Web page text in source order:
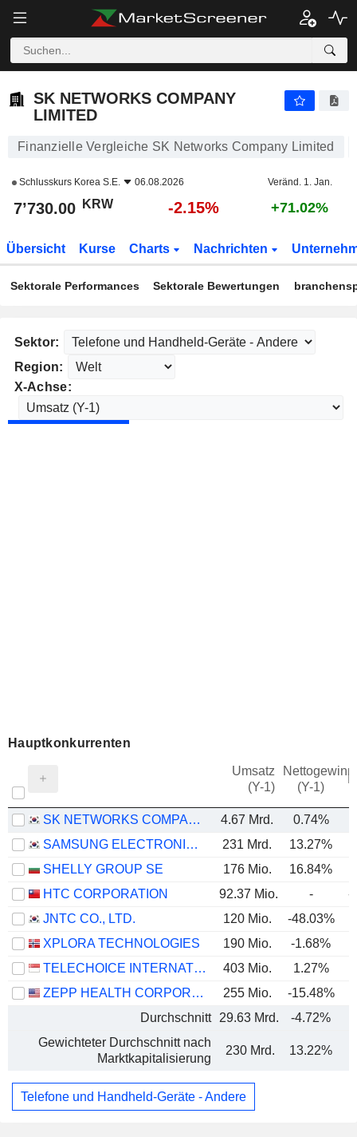
SK NETWORKS COMPANY
LIMITED
Finanzielle Vergleiche SK Networks Company Limited
Schlusskurs Korea S.E. 06.08.2026 Veränd. 1. Jan.
7’730.00 KRW -2.15% +71.02%
Übersicht Kurse Charts Nachrichten
Sektorale Performances Sektorale Bewertungen
Sektor:
Region:
X-Achse:
Hauptkonkurrenten
Umsatz
(Y-1)
Nettogewinn
(Y-1)
SK NETWORKS COMPANY LIMITED 4.67 Mrd. 0.74%
SAMSUNG ELECTRONICS CO., LTD.
231 Mrd. 13.27%
SHELLY GROUP SE
176 Mio. 16.84%
HTC CORPORATION
92.37 Mio. -
-
JNTC CO., LTD.
120 Mio. -48.03%
XPLORA TECHNOLOGIES
190 Mio. -1.68%
TELECHOICE INTERNATIONAL LIMITED
403 Mio. 1.27%
ZEPP HEALTH CORPORATION
255 Mio. -15.48%
Durchschnitt
29.63 Mrd. -4.72%
Gewichteter Durchschnitt nach
Marktkapitalisierung
230 Mrd. 13.22%
Telefone und Handheld-Geräte - Andere